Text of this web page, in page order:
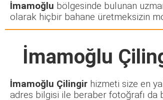
İmamoğlu bölgesinde bulunan
olarak hiçbir bahane üretmeksizin
İmamoğlu
İmamoğlu Çilingir hizmeti size en
adres bilgisi ile beraber fotoğrafı da